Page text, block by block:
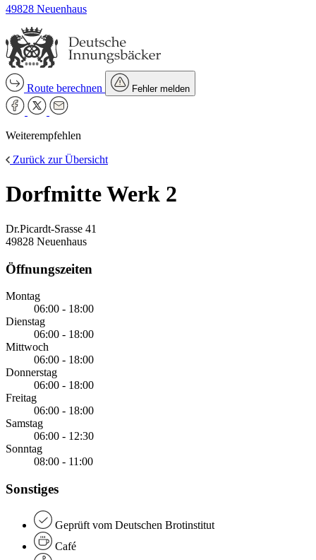
49828 Neuenhaus
Route berechnen Fehler melden
Weiterempfehlen
Zurück zur Übersicht
Dorfmitte Werk 2
Dr.Picardt-Srasse 41
49828 Neuenhaus
Öffnungszeiten
Montag
06:00 - 18:00
Dienstag
06:00 - 18:00
Mittwoch
06:00 - 18:00
Donnerstag
06:00 - 18:00
Freitag
06:00 - 18:00
Samstag
06:00 - 12:30
Sonntag
08:00 - 11:00
Sonstiges
Geprüft vom Deutschen Brotinstitut
Café